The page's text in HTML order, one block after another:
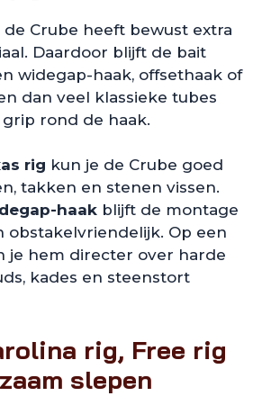
de Crube heeft bewust extra
Daardoor blijft de bait
widegap-haak, offsethaak of
dan veel klassieke tubes
rond de haak.
rig kun je de Crube goed
takken en stenen vissen.
haak blijft de montage
obstakelvriendelijk. Op een
je hem directer over harde
kades en steenstort
rig, Free rig
slepen